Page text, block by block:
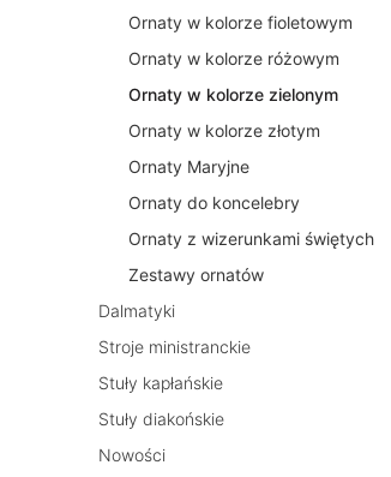
Ornaty w kolorze fioletowym
Ornaty w kolorze różowym
Ornaty w kolorze zielonym
Ornaty w kolorze złotym
Ornaty Maryjne
Ornaty do koncelebry
Ornaty z wizerunkami świętych
Zestawy ornatów
Dalmatyki
Stroje ministranckie
Stuły kapłańskie
Stuły diakońskie
Nowości